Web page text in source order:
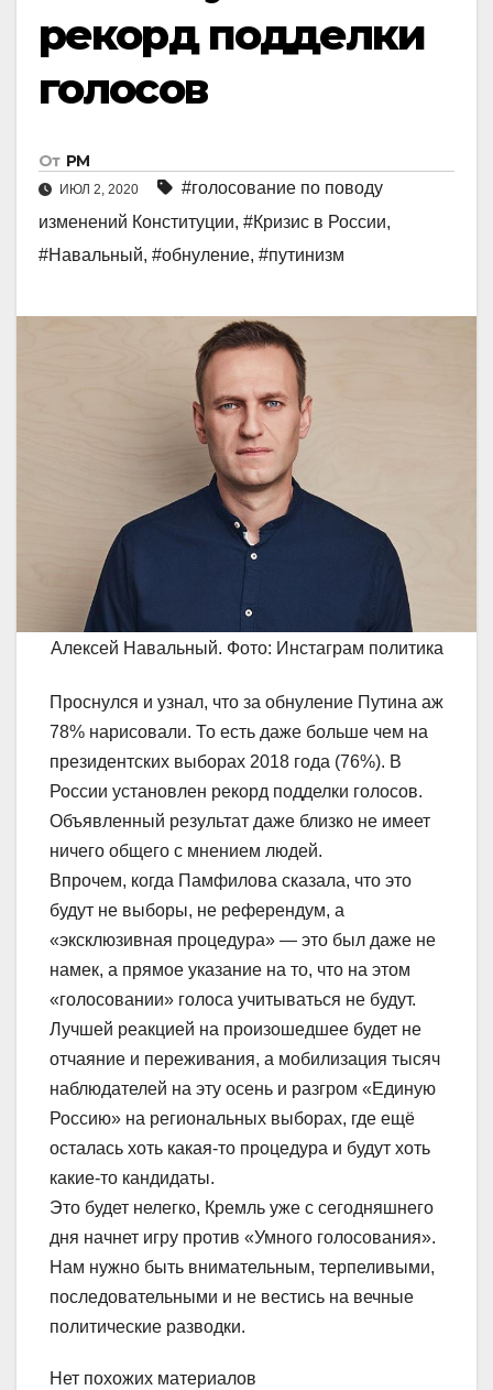
рекорд подделки
голосов
От РМ
ИЮЛ 2, 2020
#голосование по поводу
изменений Конституции, #Кризис в России,
#Навальный, #обнуление, #путинизм
Алексей Навальный. Фото: Инстаграм политика
Проснулся и узнал, что за обнуление Путина аж
78% нарисовали. То есть даже больше чем на
президентских выборах 2018 года (76%). В
России установлен рекорд подделки голосов.
Объявленный результат даже близко не имеет
ничего общего с мнением людей.
Впрочем, когда Памфилова сказала, что это
будут не выборы, не референдум, а
«эксклюзивная процедура» — это был даже не
намек, а прямое указание на то, что на этом
«голосовании» голоса учитываться не будут.
Лучшей реакцией на произошедшее будет не
отчаяние и переживания, а мобилизация тысяч
наблюдателей на эту осень и разгром «Единую
Россию» на региональных выборах, где ещё
осталась хоть какая-то процедура и будут хоть
какие-то кандидаты.
Это будет нелегко, Кремль уже с сегодняшнего
дня начнет игру против «Умного голосования».
Нам нужно быть внимательным, терпеливыми,
последовательными и не вестись на вечные
политические разводки.
Нет похожих материалов